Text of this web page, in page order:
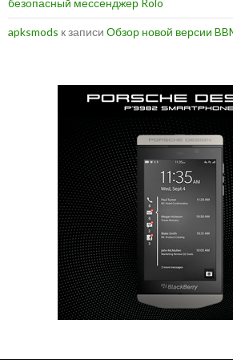
безопасный мессенджер Rolo
apksmods к записи Обзор новой версии